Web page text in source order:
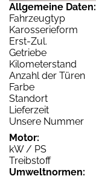
Allgemeine Daten:
Fahrzeugtyp
Karosserieform
Erst-Zul.
Getriebe
Kilometerstand
Anzahl der Türen
Farbe
Standort
Lieferzeit
Unsere Nummer
Motor:
kW / PS
Treibstoff
Umweltnormen: